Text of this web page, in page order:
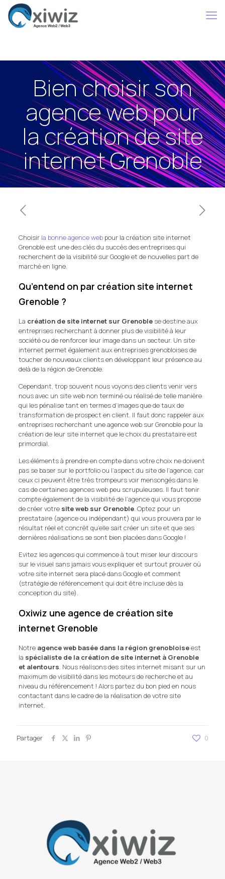
Bien choisir son
agence web pour
la création de site
internet Grenoble
Choisir la bonne agence webpour la création site internet
Grenoble est une des clés du succès des entreprises qui
recherchent de la visibilité sur Google et de nouvelles part de
marché en ligne.
Qu’entend on par création site internet
Grenoble ?
La création de site internet sur Grenoblese destine aux
entreprises recherchant à donner plus de visibilité à leur
société ou de renforcer leur image dans un secteur. Un site
internet permet également aux entreprises grenobloises de
toucher de nouveaux clients en développant leur présence au
delà de la région de Grenoble.
Cependant, trop souvent nous voyons des clients venir vers
nous avec un site web non terminé ou réalisé de telle manière
qui les pénalise tant en termes d’images que de taux de
transformation de prospect en client. Il faut donc rappeler aux
entreprises recherchant une agence web sur Grenoble pour la
création de leur site internet que le choix du prestataire est
primordial.
Les éléments à prendre en compte dans votre choix ne doivent
pas se baser sur le portfolio ou l’aspect du site de l’agence, car
ceux ci peuvent être très trompeurs voir mensongés dans le
cas de certaines agences web peu scrupuleuses. Il faut tenir
compte également de la visibilité de l’agence qui vous propose
de créer votre site web sur Grenoble. Optez pour un
prestataire (agence ou indépendant) qui vous prouvera par le
résultat réel et concrêt qu’elle sait créer un site et que ses
dernières réalisations se sont bien placées dans Google !
Evitez les agences qui commence à tout miser leur discours
sur le visuel sans jamais vous expliquer et surtout prouver où
votre site internet sera placé dans Google et comment
(stratégie de référencement qui doit être incluse dès la
conception du site).
Oxiwiz une agence de création site
internet Grenoble
Notre agence web basée dans la région grenobloiseest
la spécialiste de la création de site internet à Grenoble
et alentours. Nous réalisons des sites internet misant sur un
maximum de visibilité dans les moteurs de recherche et au
niveau du référencement ! Alors partez du bon pied en nous
contactant dans le cadre de la réalisation de votre site
internet.
Partager 0